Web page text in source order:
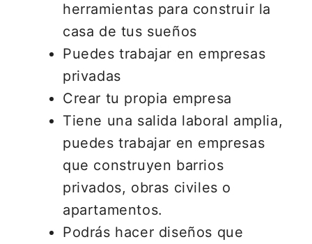
herramientas para construir la
casa de tus sueños
Puedes trabajar en empresas
privadas
Crear tu propia empresa
Tiene una salida laboral amplia,
puedes trabajar en empresas
que construyen barrios
privados, obras civiles o
apartamentos.
Podrás hacer diseños que